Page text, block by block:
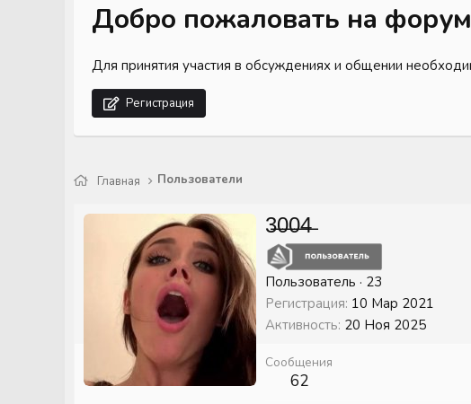
Добро пожаловать на
Для принятия участия в обсуждениях и общении
Регистрация
Главная Пользователи
3̶0̶0̶4̶
Пользователь · 23
Регистрация 10 Мар 2021
Активность 20 Ноя 2025
Сообщения
62